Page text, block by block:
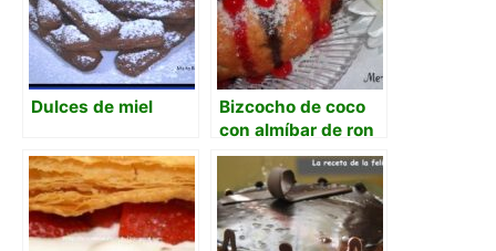
Dulces de miel
Bizcocho de coco
con almíbar de ron
con miel